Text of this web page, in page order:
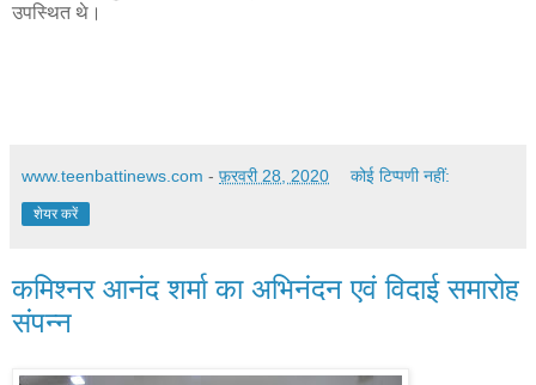
उपस्थित थे।
www.teenbattinews.com - फ़रवरी 28, 2020 कोई टिप्पणी नहीं:
शेयर करें
कमिश्नर आनंद शर्मा का अभिनंदन एवं विदाई समारोह
संपन्न